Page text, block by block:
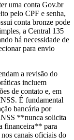
uma conta Gov.br
pelo CPF e senha,
conta bronze pode
a Central 135
há necessidade de
para envio
a revisão do
incluem
de contato e, em
É fundamental
bancária por
**nunca solicita
financeira** para
canais oficiais do